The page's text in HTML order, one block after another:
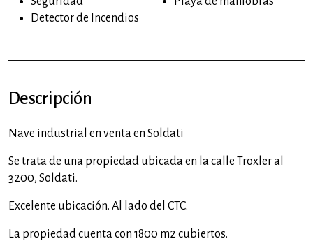
Detector de Incendios
Descripción
Nave industrial en venta en Soldati
Se trata de una propiedad ubicada en la calle Troxler al
3200, Soldati.
Excelente ubicación. Al lado del CTC.
La propiedad cuenta con 1800 m2 cubiertos.